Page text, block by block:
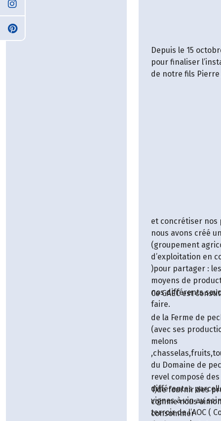
Depuis le 15
pour finaliser
de notre fils Pierre
et concrétiser nos
nous avons créé un
(groupement
d’exploitation en
)pour partager : les
moyens de
nos différents
faire.
Ce GAEC est
de la Ferme de
(avec ses
melons
du Domaine de
revel composé des
différentes
vignes à vin au
terroir de l’AOC (
1)de fournir des
comme nous
consommer